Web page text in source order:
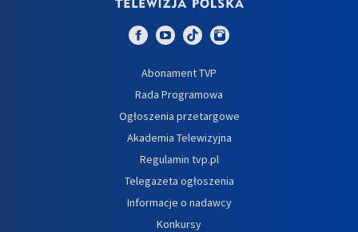
Abonament TVP
Rada Programowa
Ogłoszenia przetargowe
Akademia Telewizyjna
Regulamin tvp.pl
Telegazeta ogłoszenia
Informacje o nadawcy
Konkursy